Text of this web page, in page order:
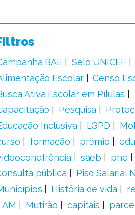
BAE Selo UNICEF
Escolar
Censo
Ativa Escolar em Pílulas
Pesquisa
Inclusiva
LGPD
formação prêmio
saeb pne
pública
Piso Salarial
História de vida
Mutirão capitais